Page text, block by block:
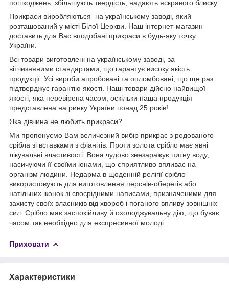
пошкоджень, збільшують твердість, надають яскравого блиску.
Прикраси виробляються на українському заводі, який
розташований у місті Білої Церкви. Наш інтернет-магазин
доставить для Вас вподобані прикраси в будь-яку точку
України.
Всі товари виготовлені на українському заводі, за
вітчизняними стандартами, що гарантує високу якість
продукції. Усі вироби апробовані та опломбовані, що ще раз
підтверджує гарантію якості. Наші товари дійсно найвищої
якості, яка перевірена часом, оскільки наша продукція
представлена на ринку України понад 25 років!
Яка дівчина не любить прикраси?
Ми пропонуємо Вам величезний вибір прикрас з родованого
срібла зі вставками з фіанітів. Проти золота срібло має явні
лікувальні властивості. Вона чудово знезаражує питну воду,
насичуючи її своїми іонами, що сприятливо впливає на
організм людини. Недарма в щоденній релігії срібло
використовують для виготовлення перснів-оберегів або
натільних іконок зі своєрідними написами, призначеними для
захисту своїх власників від хвороб і поганого впливу зовнішніх
сил. Срібло має заспокійливу й охолоджувальну дію, що буває
часом так необхідно для експресивної молоді.
Приховати
Характеристики